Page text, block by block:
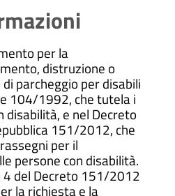
per la
distruzione o
parcheggio per disabili
104/1992, che tutela i
e nel Decreto
151/2012, che
per il
persone con disabilità.
del Decreto 151/2012
la richiesta e la